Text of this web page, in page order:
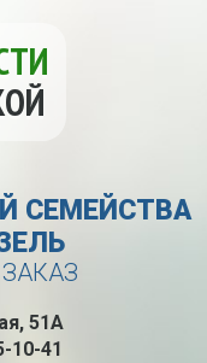
СЕМЕЙСТВА
51А
10-41